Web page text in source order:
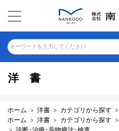
キーワードを入力してください
洋書
ホーム 洋書 カテゴリから探す
ホーム
洋書 カテゴリから探す